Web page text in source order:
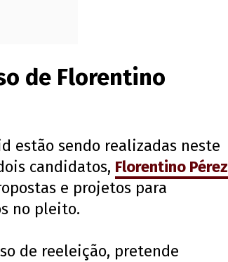
de Florentino
estão sendo realizadas neste
candidatos, Florentino Pérez
e projetos para
no pleito.
de reeleição, pretende